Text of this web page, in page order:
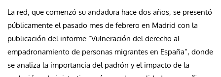
La red, que comenzó su andadura hace dos años, se presentó
públicamente el pasado mes de febrero en Madrid con la
publicación del informe “Vulneración del derecho al
empadronamiento de personas migrantes en España”, donde
se analiza la importancia del padrón y el impacto de la